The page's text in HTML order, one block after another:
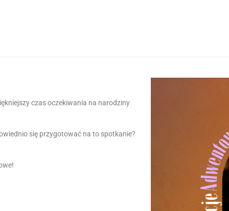
czas oczekiwania na narodziny
się przygotować na to spotkanie?